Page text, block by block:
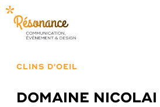
CLINS D'OEIL
DOMAINE NICOLAI